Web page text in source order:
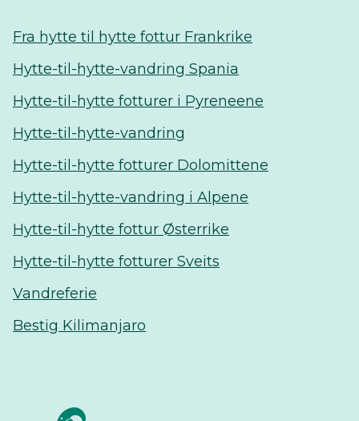
Fra hytte til hytte fottur Frankrike
Hytte-til-hytte-vandring Spania
Hytte-til-hytte fotturer i Pyreneene
Hytte-til-hytte-vandring
Hytte-til-hytte fotturer Dolomittene
Hytte-til-hytte-vandring i Alpene
Hytte-til-hytte fottur Østerrike
Hytte-til-hytte fotturer Sveits
Vandreferie
Bestig Kilimanjaro